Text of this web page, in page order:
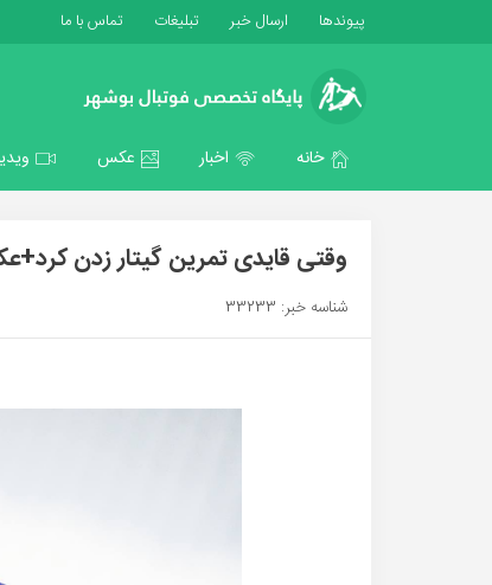
پیوندها ارسال خبر تبلیغات تماس با ما
خانه اخبار عکس
وقتی قایدی تمرین گیتار زدن
شناسه خبر: 33233